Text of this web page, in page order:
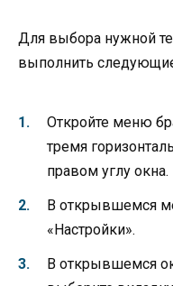
Для выбора нужной
выполнить
Откройте меню
тремя
правом углу окна.
В открывшемся
«Настройки».
В открывшемся